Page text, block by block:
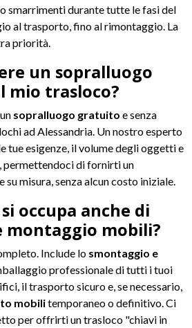
smarrimenti durante tutte le fasi del
al trasporto, fino al rimontaggio. La
priorità.
un sopralluogo
mio trasloco?
sopralluogo gratuito e senza
ad Alessandria. Un nostro esperto
tue esigenze, il volume degli oggetti e
permettendoci di fornirti un
misura, senza alcun costo iniziale.
occupa anche di
montaggio mobili?
Include lo smontaggio e
professionale di tutti i tuoi
il trasporto sicuro e, se necessario,
mobilitemporaneo o definitivo. Ci
per offrirti un trasloco "chiavi in